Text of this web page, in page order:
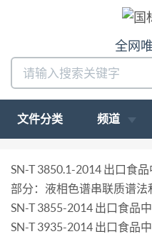
全网
文件分类 频道
SN-T 3850.1-2014 出口食
部分：液相色谱串联质谱法
SN-T 3855-2014 出口食品
SN-T 3935-2014 出口食品